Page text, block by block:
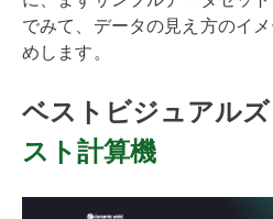
でみて、データの見え方のイ
めします。
ベストビジュアルズ
スト計算機